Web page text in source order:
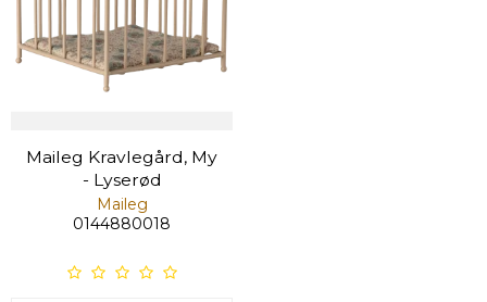
Maileg Kravlegård, My
- Lyserød
Maileg
0144880018